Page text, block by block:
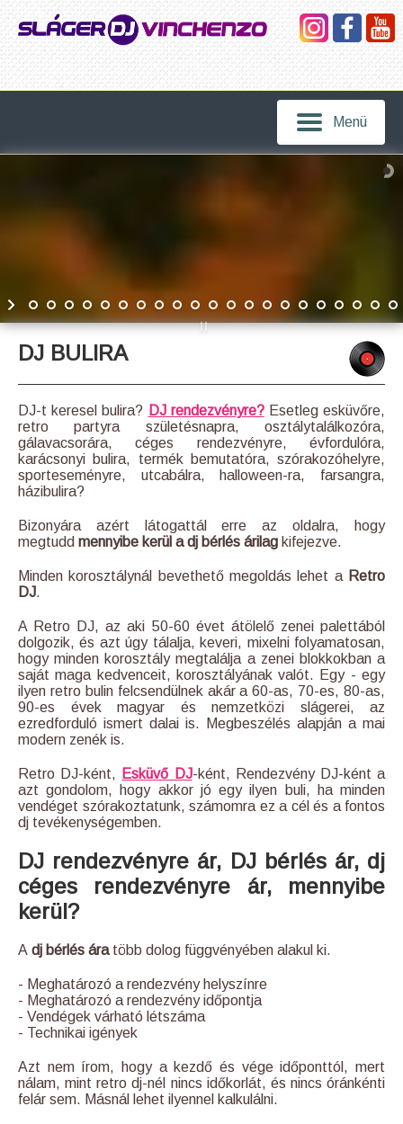
Menü
DJ BULIRA
DJ-t keresel bulira? DJ rendezvényre?Esetleg esküvőre,
retro partyra születésnapra, osztálytalálkozóra,
gálavacsorára, céges rendezvényre, évfordulóra,
karácsonyi bulira, termék bemutatóra, szórakozóhelyre,
sporteseményre, utcabálra, halloween-ra, farsangra,
házibulira?
Bizonyára azért látogattál erre az oldalra, hogy
megtudd mennyibe kerül a dj bérlés árilag kifejezve.
Minden korosztálynál bevethető megoldás lehet a Retro
DJ.
A Retro DJ, az aki 50-60 évet átölelő zenei palettából
dolgozik, és azt úgy tálalja, keveri, mixelni folyamatosan,
hogy minden korosztály megtalálja a zenei blokkokban a
saját maga kedvenceit, korosztályának valót. Egy - egy
ilyen retro bulin felcsendülnek akár a 60-as, 70-es, 80-as,
90-es évek magyar és nemzetközi slágerei, az
ezredforduló ismert dalai is. Megbeszélés alapján a mai
modern zenék is.
Retro DJ-ként, Esküvő DJ-ként, Rendezvény DJ-ként a
azt gondolom, hogy akkor jó egy ilyen buli, ha minden
vendéget szórakoztatunk, számomra ez a cél és a fontos
dj tevékenységemben.
DJ rendezvényre ár, DJ bérlés ár, dj
céges rendezvényre ár, mennyibe
kerül?
A dj bérlés áratöbb dolog függvényében alakul ki.
- Meghatározó a rendezvény helyszínre
- Meghatározó a rendezvény időpontja
- Vendégek várható létszáma
- Technikai igények
Azt nem írom, hogy a kezdő és vége időponttól, mert
nálam, mint retro dj-nél nincs időkorlát, és nincs óránkénti
felár sem. Másnál lehet ilyennel kalkulálni.